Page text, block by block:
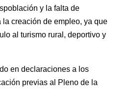
y la falta de
creación de empleo, ya que
al turismo rural, deportivo y
en declaraciones a los
previas al Pleno de la